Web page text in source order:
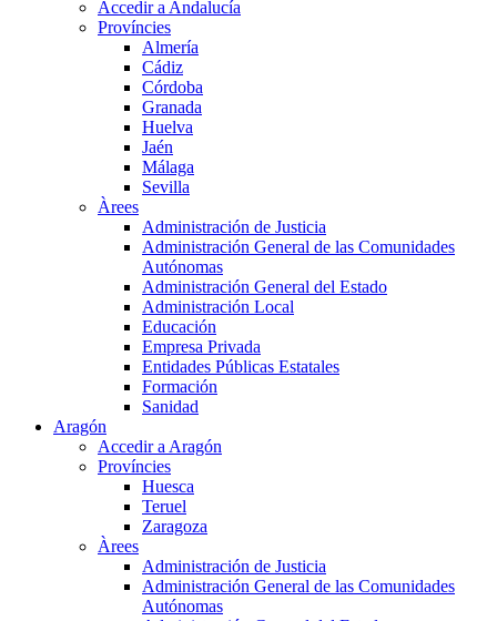
Accedir a Andalucía
Províncies
Almería
Cádiz
Córdoba
Granada
Huelva
Jaén
Málaga
Sevilla
Àrees
Administración de Justicia
Administración General de las Comunidades
Autónomas
Administración General del Estado
Administración Local
Educación
Empresa Privada
Entidades Públicas Estatales
Formación
Sanidad
Aragón
Accedir a Aragón
Províncies
Huesca
Teruel
Zaragoza
Àrees
Administración de Justicia
Administración General de las Comunidades
Autónomas